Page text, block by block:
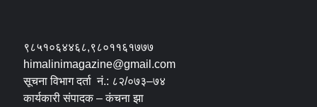
९८५१०६४४६८,९८०११६१७७७
himalinimagazine@gmail.com
सूचना विभाग दर्ता नं.: ८२/०७३–७४
कार्यकारी संपादक – कंचना झा